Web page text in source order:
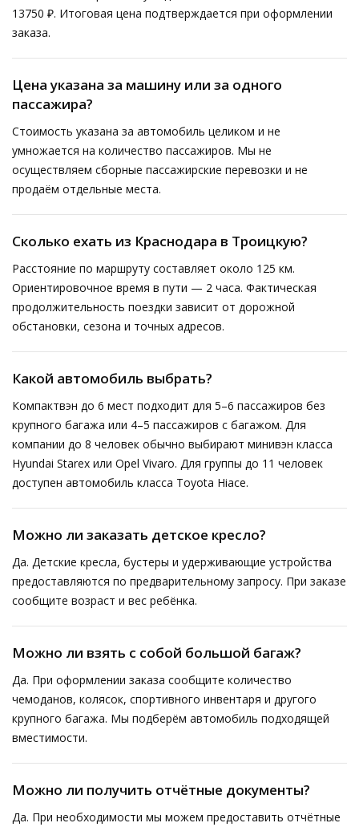
13750 ₽. Итоговая цена подтверждается при оформлении
заказа.
Цена указана за машину или за одного
пассажира?
Стоимость указана за автомобиль целиком и не
умножается на количество пассажиров. Мы не
осуществляем сборные пассажирские перевозки и не
продаём отдельные места.
Сколько ехать из Краснодара в Троицкую?
Расстояние по маршруту составляет около 125 км.
Ориентировочное время в пути — 2 часа. Фактическая
продолжительность поездки зависит от дорожной
обстановки, сезона и точных адресов.
Какой автомобиль выбрать?
Компактвэн до 6 мест подходит для 5–6 пассажиров без
крупного багажа или 4–5 пассажиров с багажом. Для
компании до 8 человек обычно выбирают минивэн класса
Hyundai Starex или Opel Vivaro. Для группы до 11 человек
доступен автомобиль класса Toyota Hiace.
Можно ли заказать детское кресло?
Да. Детские кресла, бустеры и удерживающие устройства
предоставляются по предварительному запросу. При заказе
сообщите возраст и вес ребёнка.
Можно ли взять с собой большой багаж?
Да. При оформлении заказа сообщите количество
чемоданов, колясок, спортивного инвентаря и другого
крупного багажа. Мы подберём автомобиль подходящей
вместимости.
Можно ли получить отчётные документы?
Да. При необходимости мы можем предоставить отчётные